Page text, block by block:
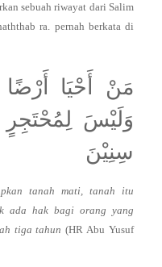
sebuah riwayat dari Salim
ra. pernah berkata di
مَنْ أَحْيَا
وَلَيْسَ
سِنِيْنَ
tanah mati, tanah itu
ada hak bagi orang yang
tiga tahun(HR Abu Yusuf